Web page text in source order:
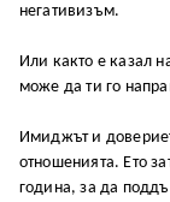
негативизъм.
Или както е казал
може да ти го
Имиджът и
отношенията. Ето
година, за да